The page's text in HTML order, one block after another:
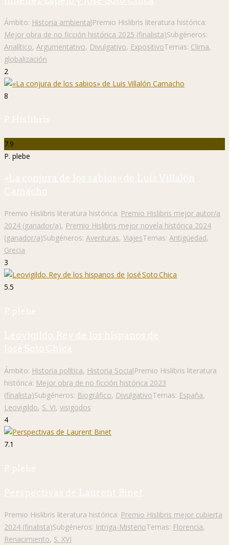
Ámbito: Historia ambientalPremio Hislibris literatura histórica:
Mejor obra de no ficción histórica 2025 (finalista)Subgéneros:
Analítico, Argumentativo, Divulgativo, ExpositivoTemas: Clima,
globalización
2
8
P. Hislibris
7.9
P. plebe
«La conjura de los sabios» de Luis Villalón
Camacho
Premio Hislibris literatura histórica: Premio Hislibris mejor autor/a
2024 (ganador/a), Premio Hislibris mejor novela histórica 2024
(ganador/a)Subgéneros: Aventuras, ViajesTemas: Antigüedad,
Grecia
3
5.5
P. plebe
Leovigildo. Rey de los hispanos de
José Soto Chica
Ámbito: Historia política, Historia SocialPremio Hislibris literatura
histórica: Mejor obra de no ficción histórica 2023
(finalista)Subgéneros: Biográfico, DivulgativoTemas: España,
Leovigildo, S. VI, visigodos
4
7.1
P. plebe
Perspectivas de Laurent Binet
Premio Hislibris literatura histórica: Premio Hislibris mejor cubierta
2024 (finalista)Subgéneros: Intriga-MisterioTemas: Florencia,
Renacimiento, S. XVI